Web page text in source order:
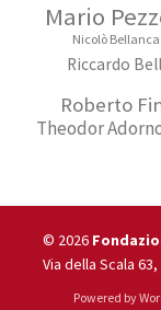
Mario
Nicolò Bellanca
Riccardo
Roberto
Theodor
© 2026
Via della Scala
Powered by